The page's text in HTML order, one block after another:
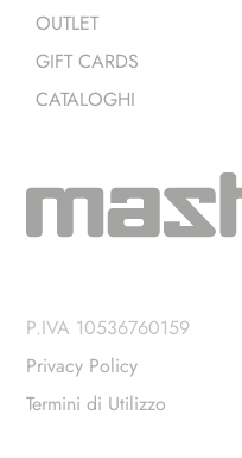
OUTLET
GIFT CARDS
CATALOGHI
P.IVA 10536760159
Privacy Policy
Termini di Utilizzo